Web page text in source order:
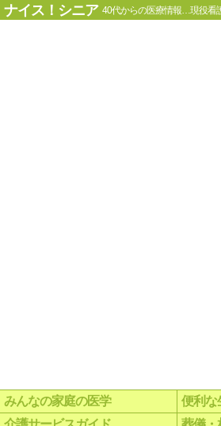
ナイス！シニア 40代からの医療情報…現役看
みんなの家庭の医学
便利な